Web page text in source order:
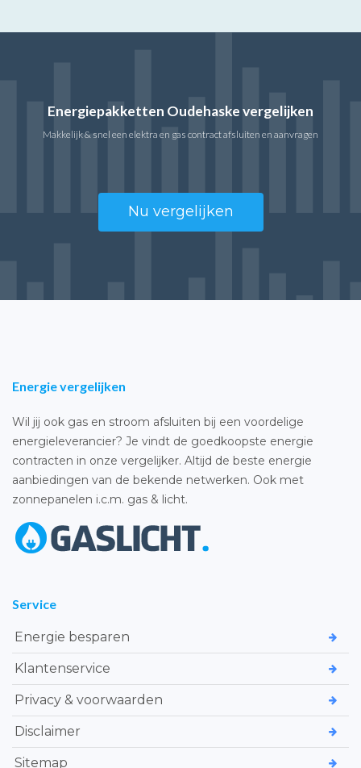
Energiepakketten Oudehaske vergelijken
Makkelijk & snel een elektra en gas contract afsluiten en aanvragen
Nu vergelijken
Energie vergelijken
Wil jij ook gas en stroom afsluiten bij een voordelige
energieleverancier? Je vindt de goedkoopste energie
contracten in onze vergelijker. Altijd de beste energie
aanbiedingen van de bekende netwerken. Ook met
zonnepanelen i.c.m. gas & licht.
Service
Energie besparen
Klantenservice
Privacy & voorwaarden
Disclaimer
Sitemap